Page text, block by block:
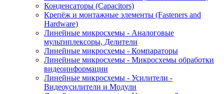
Конденсаторы (Capacitors)
Крепёж и монтажные элементы (Fasteners and
Hardware)
Линейные микросхемы - Аналоговые
мультиплексоры, Делители
Линейные микросхемы - Компараторы
Линейные микросхемы - Микросхемы обработки
видеоинформации
Линейные микросхемы - Усилители -
Видеоусилители и Модули